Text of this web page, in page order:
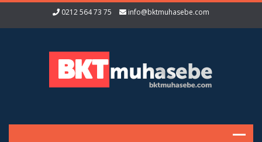
0212 564 73 75 info@bktmuhasebe.com